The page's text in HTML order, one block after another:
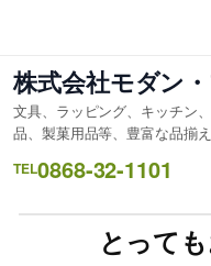
株式会社モダン
文具、ラッピング、キッチン
品、製菓用品等、豊富な品揃え
TEL0868-32-1101
とって